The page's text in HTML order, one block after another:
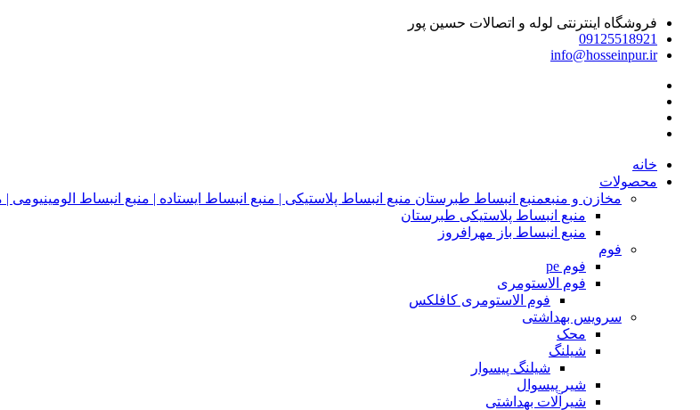
فروشگاه اینترنتی لوله و اتصالات حسین پور
09125518921
info@hosseinpur.ir
خانه
محصولات
مخازن و منبعمنبع انبساط طبرستان منبع انبساط پلاستیکی | منبع انبساط ایستاده | منبع انبساط الومینیومی | منبع
منبع انبساط پلاستیکی طبرستان
منبع انبساط باز مهرافروز
فوم
فوم pe
فوم الاستومری
فوم الاستومری کافلکس
سرویس بهداشتی
محک
شیلنگ
شیلنگ پیسوار
شیر پیسوال
شیرآلات بهداشتی